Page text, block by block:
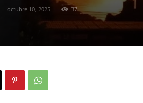
- octubre 10, 2025 37